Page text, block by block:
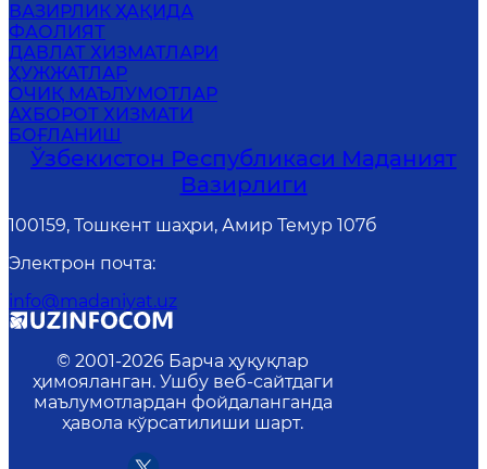
ВАЗИРЛИК ҲАҚИДА
ФАОЛИЯТ
ДАВЛАТ ХИЗМАТЛАРИ
ҲУЖЖАТЛАР
ОЧИҚ МАЪЛУМОТЛАР
АХБОРОТ ХИЗМАТИ
БОҒЛАНИШ
Ўзбекистон Республикаси Маданият
Вазирлиги
100159, Тошкент шаҳри, Амир Темур 107б
Электрон почта:
info@madaniyat.uz
© 2001-2026 Барча ҳуқуқлар
ҳимояланган. Ушбу веб-сайтдаги
маълумотлардан фойдаланганда
ҳавола кўрсатилиши шарт.